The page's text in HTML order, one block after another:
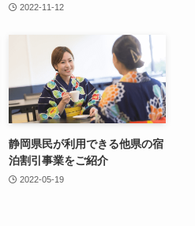
2022-11-12
静岡県民が利用できる他県の宿
泊割引事業をご紹介
2022-05-19